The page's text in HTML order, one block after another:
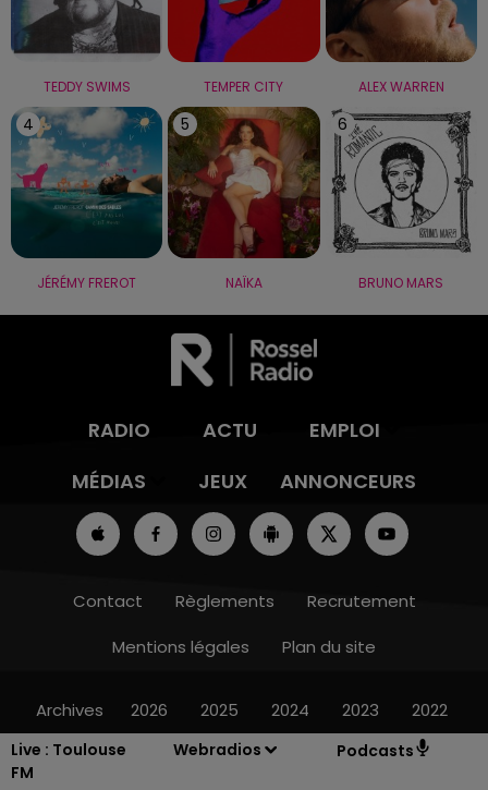
Live : Toulouse
FM
Webradios Podcasts
TEDDY SWIMS TEMPER CITY ALEX WARREN
4
JÉRÉMY FREROT
5
NAÏKA
6
BRUNO MARS
RADIO ACTU
EMPLOI
MÉDIAS
JEUX ANNONCEURS
Contact Règlements
Recrutement
Mentions légales
Plan du site
Archives 2026 2025 2024 2023 2022